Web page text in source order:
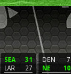
31
SEA
27
LAR
7
DEN
10
NE